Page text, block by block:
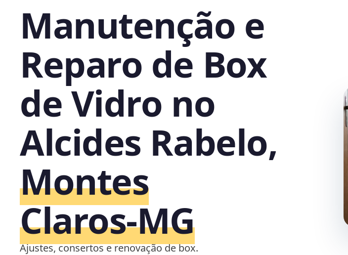
Manutenção e
Reparo de Box
de Vidro no
Alcides Rabelo,
Montes
Claros‑MG
Ajustes, consertos e renovação de box.